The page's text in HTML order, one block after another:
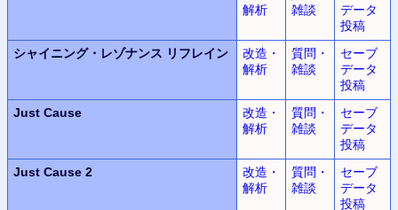
解析
雑談
データ
投稿
シャイニング・レゾナンス リフレイン
改造・
解析
質問・
雑談
セーブ
データ
投稿
Just Cause
改造・
解析
質問・
雑談
セーブ
データ
投稿
Just Cause 2
改造・
解析
質問・
雑談
セーブ
データ
投稿